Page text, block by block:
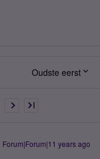
Oudste eerst
Forum|Forum|11 years ago